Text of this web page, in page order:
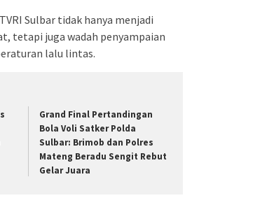
Sulbar tidak hanya menjadi
tetapi juga wadah penyampaian
lalu lintas.
Grand Final Pertandingan
Bola Voli Satker Polda
Sulbar: Brimob dan Polres
Mateng Beradu Sengit Rebut
Gelar Juara